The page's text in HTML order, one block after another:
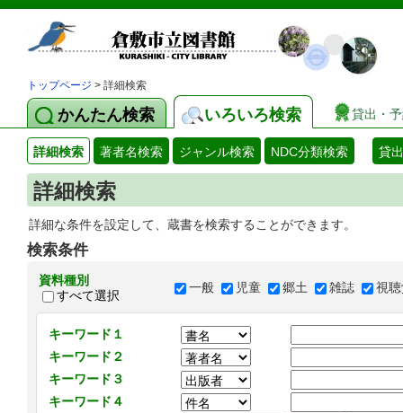
トップページ > 詳細検索
かんたん検索 いろいろ検索 貸出・
詳細検索 著者名検索 ジャンル検索 NDC分類検索 貸
詳細検索
詳細な条件を設定して、蔵書を検索することができます。
検索条件
資料種別
すべて選択
一般 児童 郷土 雑誌 視
キーワード１
キーワード２
キーワード３
キーワード４